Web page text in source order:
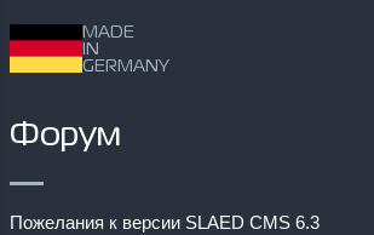
MADE
IN
GERMANY
Форум
Пожелания к версии SLAED CMS 6.3